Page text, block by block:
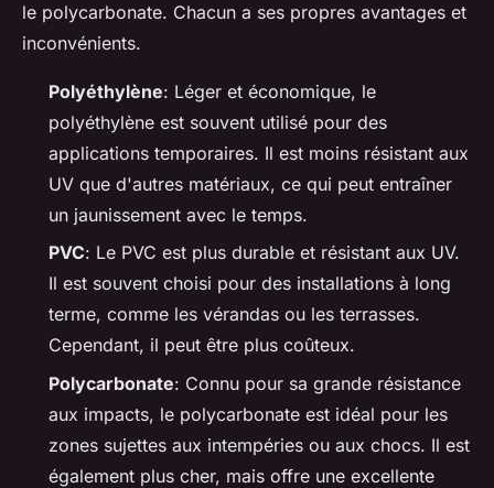
le polycarbonate. Chacun a ses propres avantages et
inconvénients.
Polyéthylène: Léger et économique, le
polyéthylène est souvent utilisé pour des
applications temporaires. Il est moins résistant aux
UV que d'autres matériaux, ce qui peut entraîner
un jaunissement avec le temps.
PVC: Le PVC est plus durable et résistant aux UV.
Il est souvent choisi pour des installations à long
terme, comme les vérandas ou les terrasses.
Cependant, il peut être plus coûteux.
Polycarbonate: Connu pour sa grande résistance
aux impacts, le polycarbonate est idéal pour les
zones sujettes aux intempéries ou aux chocs. Il est
également plus cher, mais offre une excellente